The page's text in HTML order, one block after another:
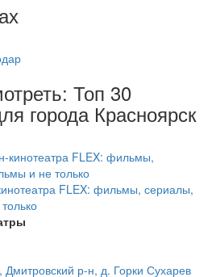
Топ 30
города Красноярск
FLEX: фильмы, сериалы,